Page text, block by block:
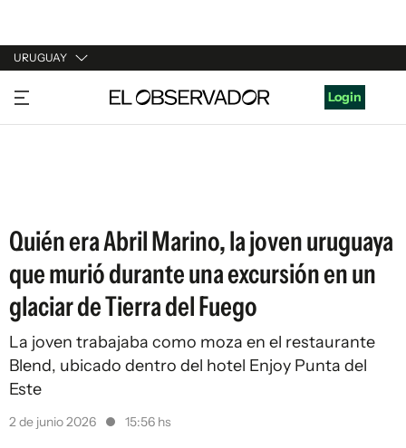
URUGUAY
URUGUAY
ARGENTINA
Login
Quién era Abril Marino, la joven uruguaya
que murió durante una excursión en un
glaciar de Tierra del Fuego
La joven trabajaba como moza en el restaurante
Blend, ubicado dentro del hotel Enjoy Punta del
Este
2 de junio 2026 15:56 hs